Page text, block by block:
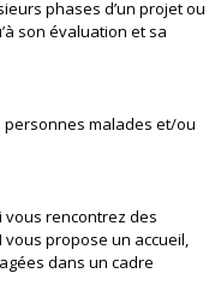
phases d’un projet ou
son évaluation et sa
malades et/ou
vous rencontrez des
propose un accueil,
dans un cadre